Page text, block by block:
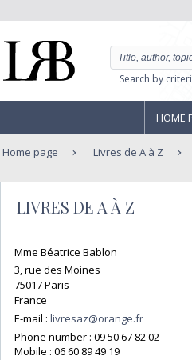
Search by
HOME
Home page Livres de A à Z
LIVRES DE A À Z
Mme Béatrice Bablon
3, rue des Moines
75017 Paris
France
E-mail : livresaz@orange.fr
Phone number : 09 50 67 82 02
Mobile : 06 60 89 49 19